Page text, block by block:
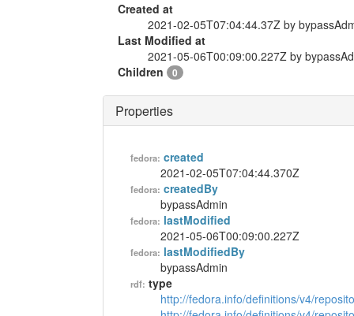
Created at
2021-02-05T07:04:44.37Z by
Last Modified at
2021-05-06T00:09:00.227Z by
Children
0
Properties
fedora: created
2021-02-05T07:04:44.370Z
fedora: createdBy
bypassAdmin
fedora: lastModified
2021-05-06T00:09:00.227Z
fedora: lastModifiedBy
bypassAdmin
rdf: type
http://fedora.info/definitions/v4/